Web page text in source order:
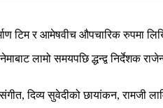
टिम र आमेषवीच औपचारिक रुपमा
लामो समयपछि द्धन्द्व निर्देशक
दिव्य सुवेदीको छायांकन, रामजी